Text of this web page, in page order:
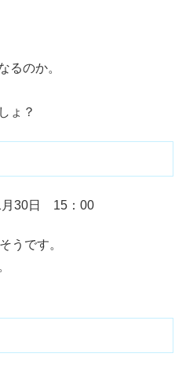
るのか。
ょ？
30日 15：00
うです。